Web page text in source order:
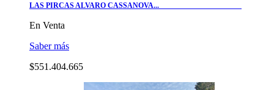
LAS PIRCAS ALVARO CASSANOVA...
En Venta
Saber más
$551.404.665